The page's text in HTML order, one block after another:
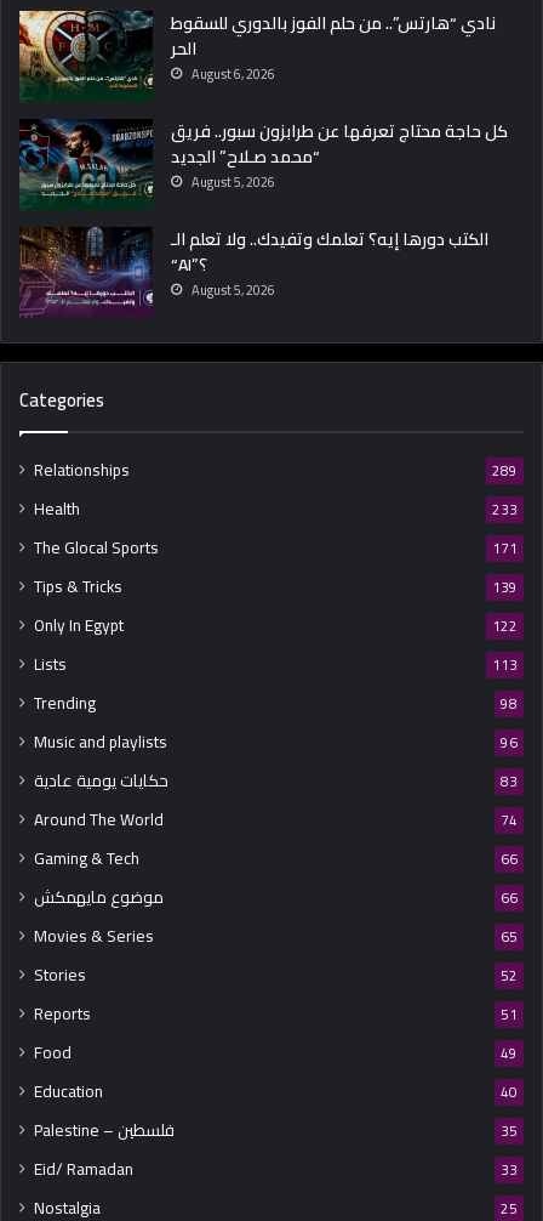
نادي “هارتس”.. من حلم الفوز بالدوري للسقوط
الحر
August 6, 2026
كل حاجة محتاج تعرفها عن طرابزون سبور.. فريق
“محمد صـلاح” الجديد
August 5, 2026
الكتب دورها إيه؟ تعلمك وتفيدك.. ولا تعلم الـ
“AI”؟
August 5, 2026
Categories
Relationships 289
Health 233
The Glocal Sports 171
Tips & Tricks 139
Only In Egypt 122
Lists 113
Trending 98
Music and playlists 96
حكايات يومية عادية 83
Around The World 74
Gaming & Tech 66
موضوع مايهمكش 66
Movies & Series 65
Stories 52
Reports 51
Food 49
Education 40
Palestine – فلسطين 35
Eid/ Ramadan 33
Nostalgia 25